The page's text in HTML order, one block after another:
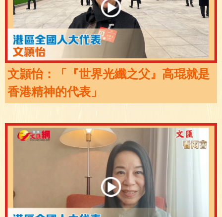
文頴怡：「『世界光纖之父』高琨就是
香港精神的代表」